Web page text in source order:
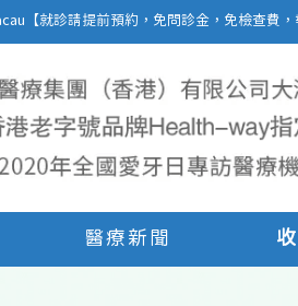
【就診請提前預約，免問診金，免檢查費，
醫療新聞